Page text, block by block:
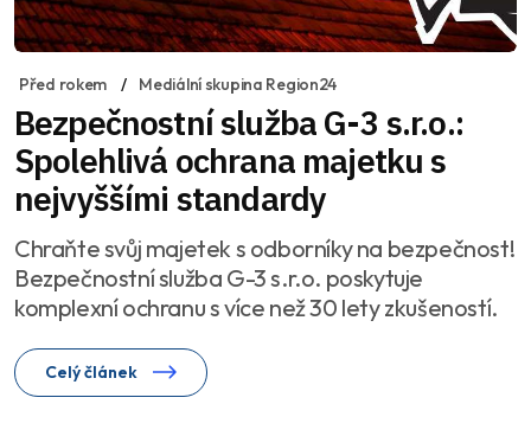
Před rokem Mediální skupina Region24
Bezpečnostní služba G-3 s.r.o.:
Spolehlivá ochrana majetku s
nejvyššími standardy
Chraňte svůj majetek s odborníky na bezpečnost!
Bezpečnostní služba G-3 s.r.o. poskytuje
komplexní ochranu s více než 30 lety zkušeností.
Celý článek